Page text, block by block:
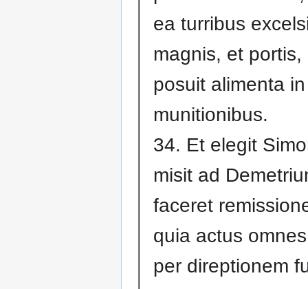
ea turribus
magnis, et
posuit alimenta in
munitionibus.
34. Et elegit
misit ad
faceret
quia actus
per direptionem